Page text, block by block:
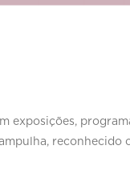
exposições,
reconhecido